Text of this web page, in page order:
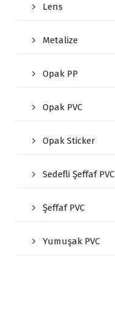
Lens
Metalize
Opak PP
Opak PVC
Opak Sticker
Sedefli Şeffaf PVC
Şeffaf PVC
Yumuşak PVC